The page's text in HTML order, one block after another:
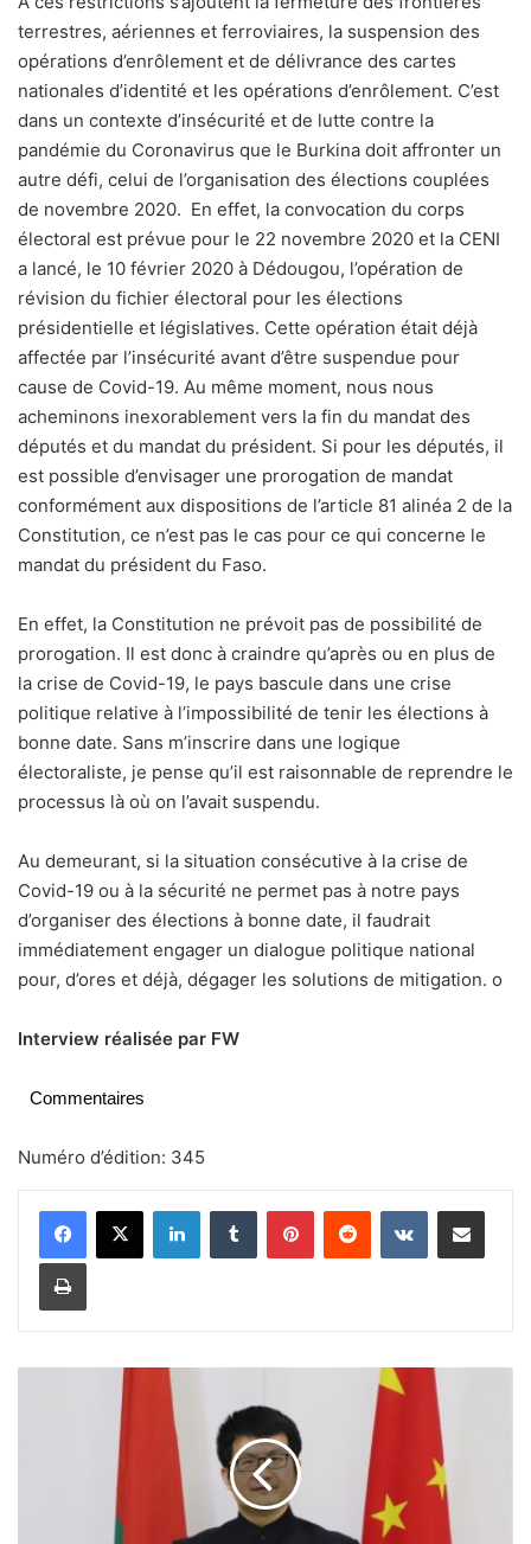
terrestres, aériennes et ferroviaires, la suspension des
opérations d’enrôlement et de délivrance des cartes
nationales d’identité et les opérations d’enrôlement. C’est
dans un contexte d’insécurité et de lutte contre la
pandémie du Coronavirus que le Burkina doit affronter un
autre défi, celui de l’organisation des élections couplées
de novembre 2020. En effet, la convocation du corps
électoral est prévue pour le 22 novembre 2020 et la CENI
a lancé, le 10 février 2020 à Dédougou, l’opération de
révision du fichier électoral pour les élections
présidentielle et législatives. Cette opération était déjà
affectée par l’insécurité avant d’être suspendue pour
cause de Covid-19. Au même moment, nous nous
acheminons inexorablement vers la fin du mandat des
députés et du mandat du président. Si pour les députés, il
est possible d’envisager une prorogation de mandat
conformément aux dispositions de l’article 81 alinéa 2 de la
Constitution, ce n’est pas le cas pour ce qui concerne le
mandat du président du Faso.
En effet, la Constitution ne prévoit pas de possibilité de
prorogation. Il est donc à craindre qu’après ou en plus de
la crise de Covid-19, le pays bascule dans une crise
politique relative à l’impossibilité de tenir les élections à
bonne date. Sans m’inscrire dans une logique
électoraliste, je pense qu’il est raisonnable de reprendre le
processus là où on l’avait suspendu.
Au demeurant, si la situation consécutive à la crise de
Covid-19 ou à la sécurité ne permet pas à notre pays
d’organiser des élections à bonne date, il faudrait
immédiatement engager un dialogue politique national
pour, d’ores et déjà, dégager les solutions de mitigation. o
Interview réalisée par FW
Commentaires
Numéro d’édition: 345